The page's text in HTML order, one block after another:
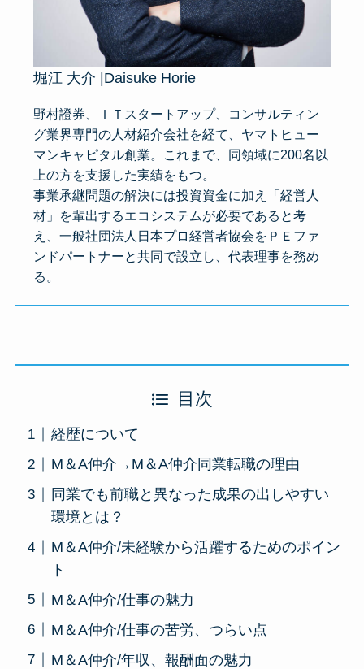
堀江 大介 |Daisuke Horie
野村證券、ＩＴスタートアップ、コンサルティン
グ業界専門の人材紹介会社を経て、ヤマトヒュー
マンキャピタル創業。これまで、同領域に200名以
上の方を支援した実績をもつ。
事業承継問題の解決には投資資金に加え「経営人
材」を輩出するエコシステムが必要であると考
え、一般社団法人日本プロ経営者協会をＰＥファ
ンドパートナーと共同で設立し、代表理事を務め
る。
目次
経歴について
M＆A仲介→M＆A仲介同業転職の理由
同業でも前職と異なった成果の出しやすい
環境とは？
M＆A仲介/未経験から活躍するためのポイン
ト
M＆A仲介/仕事の魅力
M＆A仲介/仕事の苦労、つらい点
M＆A仲介/年収、報酬面の魅力